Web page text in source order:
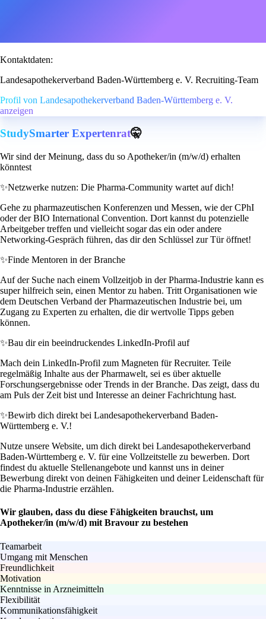
Kontaktdaten:
Landesapothekerverband Baden-Württemberg e. V. Recruiting-Team
Profil von Landesapothekerverband Baden-Württemberg e. V.
anzeigen
StudySmarter Expertenrat🤫
Wir sind der Meinung, dass du so Apotheker/in (m/w/d) erhalten
könntest
✨Netzwerke nutzen: Die Pharma-Community wartet auf dich!
Gehe zu pharmazeutischen Konferenzen und Messen, wie der CPhI
oder der BIO International Convention. Dort kannst du potenzielle
Arbeitgeber treffen und vielleicht sogar das ein oder andere
Networking-Gespräch führen, das dir den Schlüssel zur Tür öffnet!
✨Finde Mentoren in der Branche
Auf der Suche nach einem Vollzeitjob in der Pharma-Industrie kann es
super hilfreich sein, einen Mentor zu haben. Tritt Organisationen wie
dem Deutschen Verband der Pharmazeutischen Industrie bei, um
Zugang zu Experten zu erhalten, die dir wertvolle Tipps geben
können.
✨Bau dir ein beeindruckendes LinkedIn-Profil auf
Mach dein LinkedIn-Profil zum Magneten für Recruiter. Teile
regelmäßig Inhalte aus der Pharmawelt, sei es über aktuelle
Forschungsergebnisse oder Trends in der Branche. Das zeigt, dass du
am Puls der Zeit bist und Interesse an deiner Fachrichtung hast.
✨Bewirb dich direkt bei Landesapothekerverband Baden-
Württemberg e. V.!
Nutze unsere Website, um dich direkt bei Landesapothekerverband
Baden-Württemberg e. V. für eine Vollzeitstelle zu bewerben. Dort
findest du aktuelle Stellenangebote und kannst uns in deiner
Bewerbung direkt von deinen Fähigkeiten und deiner Leidenschaft für
die Pharma-Industrie erzählen.
Wir glauben, dass du diese Fähigkeiten brauchst, um
Apotheker/in (m/w/d) mit Bravour zu bestehen
Teamarbeit
Umgang mit Menschen
Freundlichkeit
Motivation
Kenntnisse in Arzneimitteln
Flexibilität
Kommunikationsfähigkeit